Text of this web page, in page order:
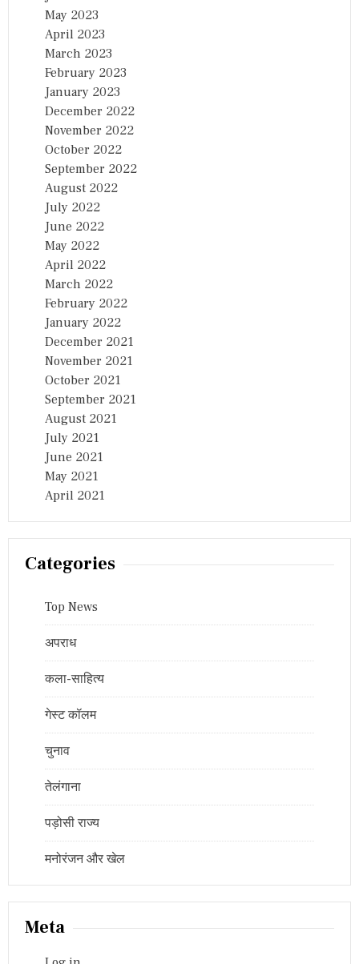
May 2023
April 2023
March 2023
February 2023
January 2023
December 2022
November 2022
October 2022
September 2022
August 2022
July 2022
June 2022
May 2022
April 2022
March 2022
February 2022
January 2022
December 2021
November 2021
October 2021
September 2021
August 2021
July 2021
June 2021
May 2021
April 2021
Categories
Top News
अपराध
कला-साहित्य
गेस्ट कॉलम
चुनाव
तेलंगाना
पड़ोसी राज्य
मनोरंजन और खेल
Meta